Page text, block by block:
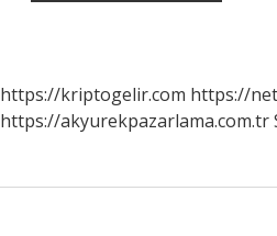
https://kriptogelir.com https://
https://akyurekpazarlama.com.tr